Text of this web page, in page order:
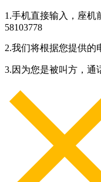
1.手机直接输入，座机
58103778
2.我们将根据您提供的
3.因为您是被叫方，通